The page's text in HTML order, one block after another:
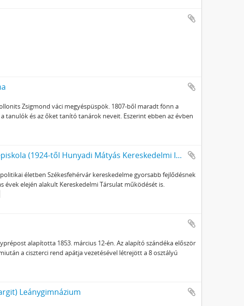
Zsigmond váci megyéspüspök. 1807-ből maradt fönn a
tanulók és az őket tanító tanárok neveit. Eszerint ebben az évben
Székesfehérvári Kereskedelmi Középiskola (1924-től Hunyadi Mátyás Kereskedelmi Iskola)
életben Székesfehérvár kereskedelme gyorsabb fejlődésnek
évek elején alakult Kereskedelmi Társulat működését is.
alapította 1853. március 12-én. Az alapító szándéka először
a ciszterci rend apátja vezetésével létrejött a 8 osztályú
Leánygimnázium